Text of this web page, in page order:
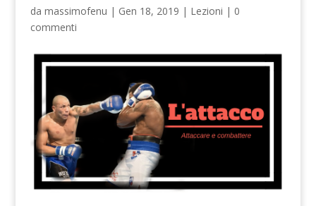
da massimofenu | Gen 18, 2019 | Lezioni | 0
commenti